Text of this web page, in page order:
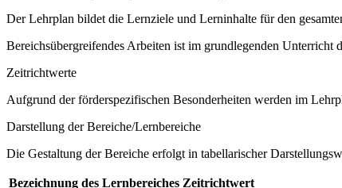
Der Lehrplan bildet die Lernziele und Lerninhalte für den
Bereichsübergreifendes Arbeiten ist im grundlegenden Unterricht
Zeitrichtwerte
Aufgrund der förderspezifischen Besonderheiten werden im
Darstellung der Bereiche/Lernbereiche
Die Gestaltung der Bereiche erfolgt in tabellarischer
Bezeichnung des Lernbereiches Zeitrichtwert